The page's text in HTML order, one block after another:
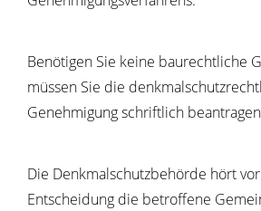
Benötigen Sie keine baurechtliche
müssen Sie die
Genehmigung schriftlich
Die Denkmalschutzbehörde hört
Entscheidung die betroffene